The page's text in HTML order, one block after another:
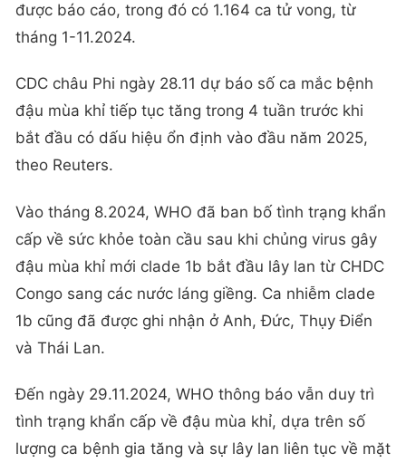
được báo cáo, trong đó có 1.164 ca tử vong, từ
tháng 1-11.2024.
CDC châu Phi ngày 28.11 dự báo số ca mắc bệnh
đậu mùa khỉ tiếp tục tăng trong 4 tuần trước khi
bắt đầu có dấu hiệu ổn định vào đầu năm 2025,
theo Reuters.
Vào tháng 8.2024, WHO đã ban bố tình trạng khẩn
cấp về sức khỏe toàn cầu sau khi chủng virus gây
đậu mùa khỉ mới clade 1b bắt đầu lây lan từ CHDC
Congo sang các nước láng giềng. Ca nhiễm clade
1b cũng đã được ghi nhận ở Anh, Đức, Thụy Điển
và Thái Lan.
Đến ngày 29.11.2024, WHO thông báo vẫn duy trì
tình trạng khẩn cấp về đậu mùa khỉ, dựa trên số
lượng ca bệnh gia tăng và sự lây lan liên tục về mặt